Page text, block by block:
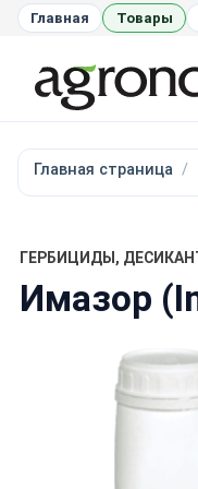
Главная Товары
Главная страница
ГЕРБИЦИДЫ,
Имазор